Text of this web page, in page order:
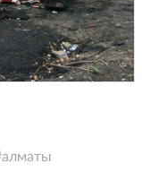
алматы